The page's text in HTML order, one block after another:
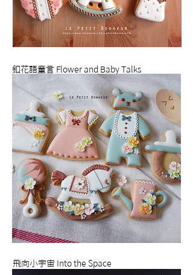
釦花語童言 Flower and Baby Talks
飛向小宇宙 Into the Space